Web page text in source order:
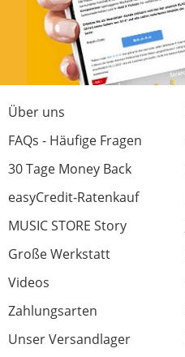
Über uns
FAQs - Häufige Fragen
30 Tage Money Back
easyCredit-Ratenkauf
MUSIC STORE Story
Große Werkstatt
Videos
Zahlungsarten
Unser Versandlager